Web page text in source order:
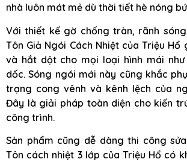
nhà luôn mát mẻ dù thời tiết hè nóng
Với thiết kế gờ chống tràn, rãnh
Tôn Giả Ngói Cách Nhiệt của Triệu
và hắt dột cho mọi loại hình mái
dốc. Sóng ngói mới này cũng khắc
trạng cong vênh và kênh lệch của
Đây là giải pháp toàn diện cho kiến
công trình.
Sản phẩm cũng dễ dàng thi công
Tôn cách nhiệt 3 lớp của Triệu Hổ có